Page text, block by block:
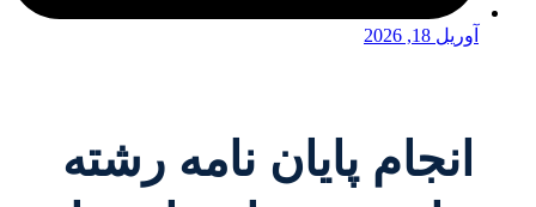
آوریل 18, 2026
انجام پایان نامه رشته